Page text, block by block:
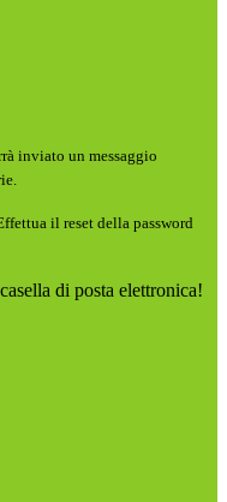
inviato un messaggio
il reset della password
di posta elettronica!